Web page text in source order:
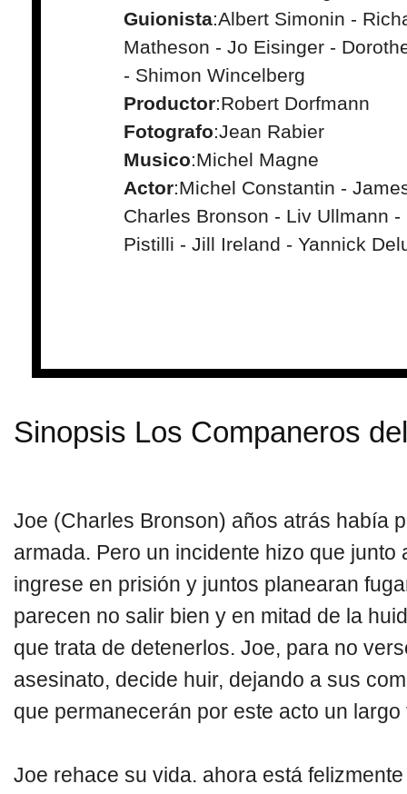
Guionista:Albert Simonin -
Matheson - Jo Eisinger -
- Shimon Wincelberg
Productor:Robert Dorfmann
Fotografo:Jean Rabier
Musico:Michel Magne
Actor:Michel Constantin -
Charles Bronson - Liv Ullmann -
Pistilli - Jill Ireland - Yannick
Sinopsis Los Companeros
Joe (Charles Bronson) años atrás había
armada. Pero un incidente hizo que junto
ingrese en prisión y juntos planearan
parecen no salir bien y en mitad de la
que trata de detenerlos. Joe, para no
asesinato, decide huir, dejando a sus
que permanecerán por este acto un
Joe rehace su vida. ahora está